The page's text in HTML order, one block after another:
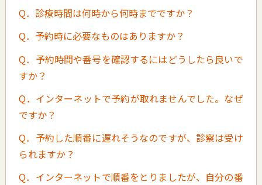
Q．診療時間は何時から何時までですか？
Q．予約時に必要なものはありますか？
Q．予約時間や番号を確認するにはどうしたら良いで
すか？
Q．インターネットで予約が取れませんでした。なぜ
ですか？
Q．予約した順番に遅れそうなのですが、診察は受け
られますか？
Q．インターネットで順番をとりましたが、自分の番